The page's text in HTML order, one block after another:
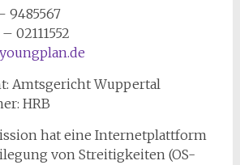
9485567
02111552
Amtsgericht Wuppertal
HRB
hat eine Internetplattform
von Streitigkeiten (OS-